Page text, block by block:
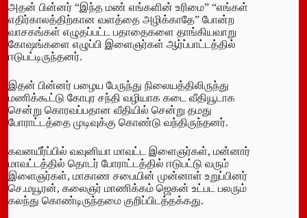
அதன் பின்னர் “இந்த மண் எங்களின் உரிமை” “எங்கள்
எதிர்காலத்திற்கான வளத்தை அழிக்காதே” போன்ற
வாசகங்கள் எழுதப்பட்ட பதாதைகளை தாங்கியவாறு
கோஷங்களை எழுப்பி இளைஞர்கள் ஆர்ப்பாட்டத்தில்
ஈடுபட்டிருந்தனர்.
இதன் பின்னர் பழைய பேருந்து நிலையத்திலிருந்து
மணிக்கூட்டு கோபுர சந்தி வழியாக கடை வீதியூடாக
சென்று கொரவப்பதான வீதியில் சென்று தமது
போராட்டத்தை முடிவுக்கு கொண்டு வந்திருந்தனர்.
கவனயீர்ப்பில் வவுனியா மாவட்ட இளைஞர்கள், மன்னார்
மாவட்டத்தில் தொடர் போராட்டத்தில் ஈடுபட்டு வரும்
இளைஞர்கள், மாகாண சபையின் முன்னாள் உறுப்பினர்
செ.மயூரன், கலைஞர் மாணிக்கம் ஜெகன் உட்பட பலரும்
கலந்து கொண்டிருந்தமை குறிப்பிடத்தக்கது.